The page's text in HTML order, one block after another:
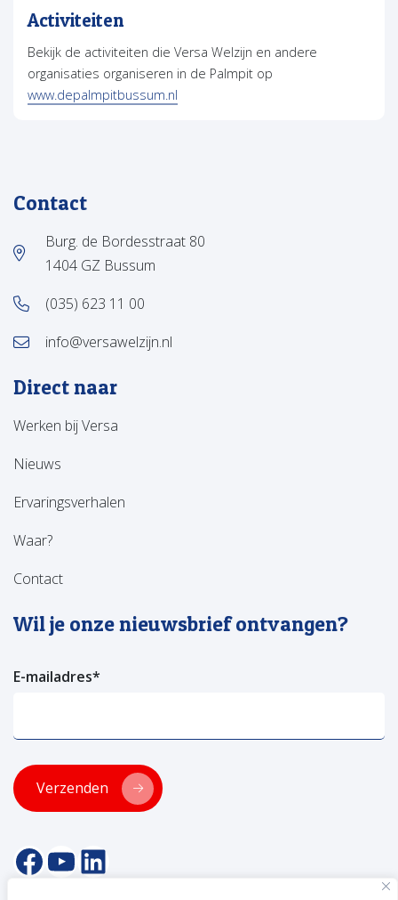
Activiteiten
Bekijk de activiteiten die Versa Welzijn en andere
organisaties organiseren in de Palmpit op
www.depalmpitbussum.nl
Contact
Burg. de Bordesstraat 80
1404 GZ Bussum
(035) 623 11 00
info@versawelzijn.nl
Direct naar
Werken bij Versa
Nieuws
Ervaringsverhalen
Waar?
Contact
Wil je onze nieuwsbrief ontvangen?
E-mailadres*
Verzenden
facebookpagina van versa welzijn
YouTube pagina Versa Welzijn
Linkedin pagina Versa Welzijn